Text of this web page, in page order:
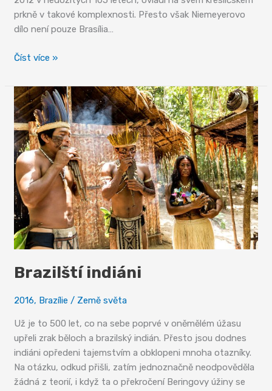
prkně v takové komplexnosti. Přesto však Niemeyerovo
dílo není pouze Brasília…
Niemeyerova
Číst více »
Brazilští indiáni
2016, Brazílie / Země světa
Už je to 500 let, co na sebe poprvé v oněmělém úžasu
upřeli zrak běloch a brazilský indián. Přesto jsou dodnes
indiáni opředeni tajemstvím a obklopeni mnoha otazníky.
Na otázku, odkud přišli, zatím jednoznačně neodpověděla
žádná z teorií, i když ta o překročení Beringovy úžiny se